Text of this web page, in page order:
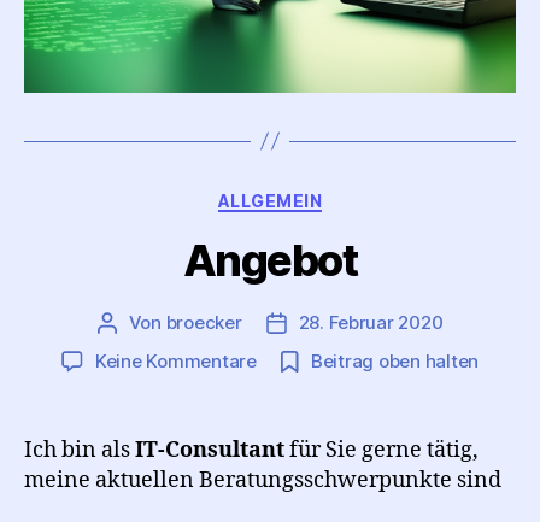
Kategorien
ALLGEMEIN
Angebot
Beitragsautor
Von broecker Beitragsdatum
28. Februar 2020
Keine Kommentarezu
Beitrag oben halten
Ich bin alsIT-Consultantfür Sie gerne tätig,
meine aktuellen Beratungsschwerpunkte sind